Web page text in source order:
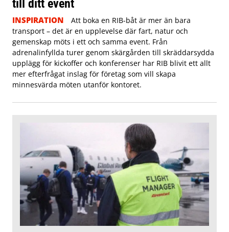
till ditt event
INSPIRATION
Att boka en RIB-båt är mer än bara
transport – det är en upplevelse där fart, natur och
gemenskap möts i ett och samma event. Från
adrenalinfyllda turer genom skärgården till skräddarsydda
upplägg för kickoffer och konferenser har RIB blivit ett allt
mer efterfrågat inslag för företag som vill skapa
minnesvärda möten utanför kontoret.